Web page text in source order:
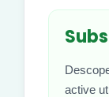
active